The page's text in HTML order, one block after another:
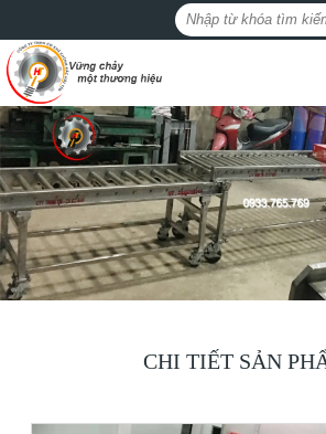
CHI TIẾT SẢN